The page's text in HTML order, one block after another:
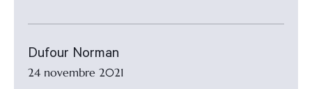
Dufour Norman
24 novembre 2021